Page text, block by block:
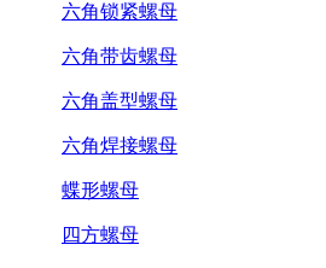
六角锁紧螺母
六角带齿螺母
六角盖型螺母
六角焊接螺母
蝶形螺母
四方螺母